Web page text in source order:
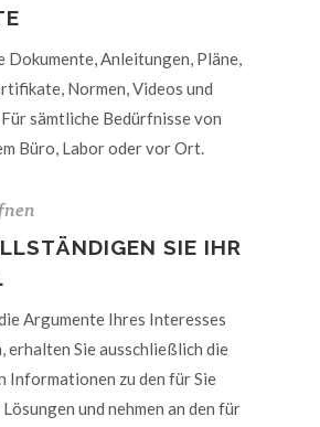
Dokumente, Anleitungen, Pläne,
Normen, Videos und
sämtliche Bedürfnisse von
Büro, Labor oder vor Ort.
SIE IHR
Argumente Ihres Interesses
erhalten Sie ausschließlich die
Informationen zu den für Sie
und nehmen an den für